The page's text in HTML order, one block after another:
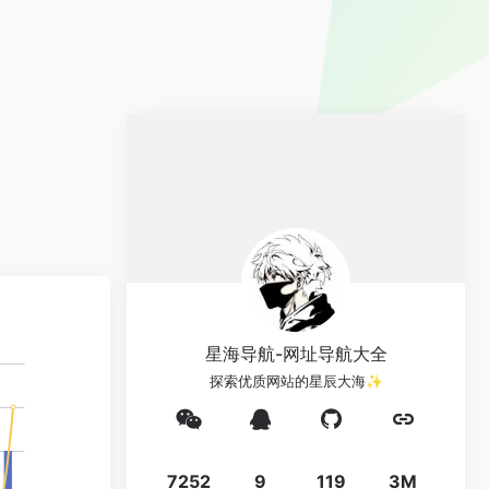
星海导航-网址导航大全
探索优质网站的星辰大海✨
7252 9 119 3M